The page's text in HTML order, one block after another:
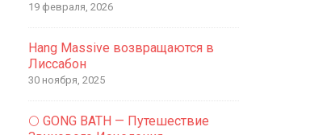
19 февраля, 2026
Hang Massive возвращаются в
Лиссабон
30 ноября, 2025
🌕 GONG BATH — Путешествие